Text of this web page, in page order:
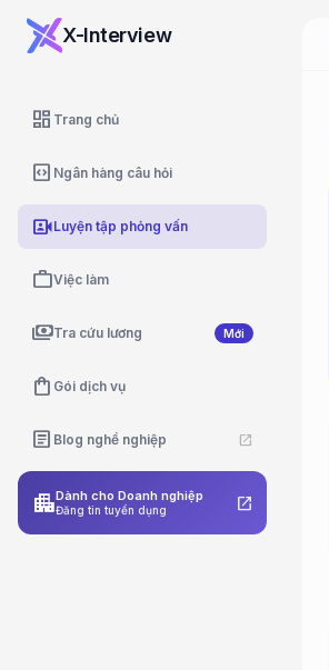
X-Interview
dashboard Trang chủ
code_blocks Ngân hàng câu hỏi
video_camera_frontLuyện tập phỏng vấn
workViệc làm
paymentsTra cứu lương Mới
shopping_bag Gói dịch vụ
article Blog nghề nghiệp open_in_new
apartmentDành cho Doanh nghiệp
Đăng tin tuyển dụng open_in_new